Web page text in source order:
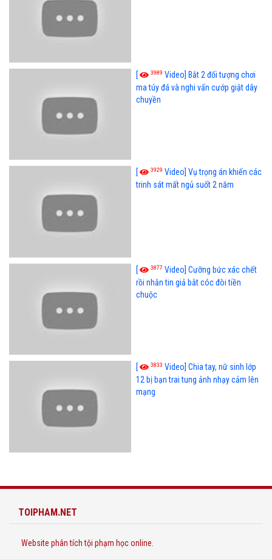
[ 3989 Video] Bắt 2 đối tượng chơi
ma túy đá và nghi vấn cướp giật dây
chuyền
[ 3929 Video] Vụ trọng án khiến các
trinh sát mất ngủ suốt 2 năm
[ 3877 Video] Cưỡng bức xác chết
rồi nhắn tin giả bắt cóc đòi tiền
chuộc
[ 3833 Video] Chia tay, nữ sinh lớp
12 bị bạn trai tung ảnh nhạy cảm lên
mạng
TOIPHAM.NET
Website phân tích tội phạm học online.